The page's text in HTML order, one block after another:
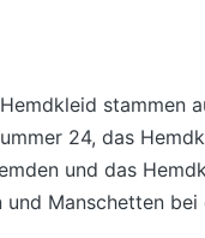
stammen
24, das
und das
und Manschetten bei